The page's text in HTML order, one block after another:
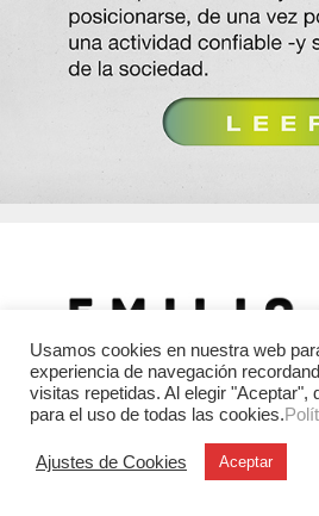
Usamos cookies en nuestra web
experiencia de navegación
visitas repetidas. Al elegir "Aceptar",
para el uso de todas las cookies.
Ajustes de Cookies Aceptar